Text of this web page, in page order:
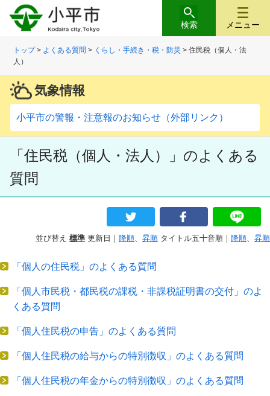
メニュー
検索
トップ> よくある質問 > くらし・手続き・税・防災 > 住民税（個人・法
人）
気象情報
小平市の警報・注意報のお知らせ（外部リンク）
「住民税（個人・法人）」のよくある
質問
並び替え 標準 更新日｜ 降順、 昇順 タイトル五十音順｜ 降順、 昇順
「個人の住民税」のよくある質問
「個人市民税・都民税の課税・非課税証明書の交付」のよ
くある質問
「個人住民税の申告」のよくある質問
「個人住民税の給与からの特別徴収」のよくある質問
「個人住民税の年金からの特別徴収」のよくある質問